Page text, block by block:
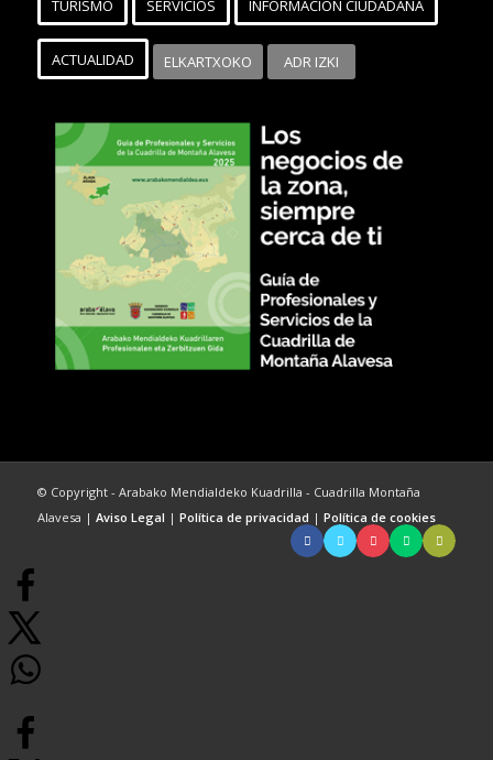
TURISMO SERVICIOS INFORMACIÓN CIUDADANA
ACTUALIDAD ELKARTXOKO ADR IZKI
© Copyright - Arabako Mendialdeko Kuadrilla - Cuadrilla Montaña
Alavesa | Aviso Legal | Política de privacidad | Política de cookies